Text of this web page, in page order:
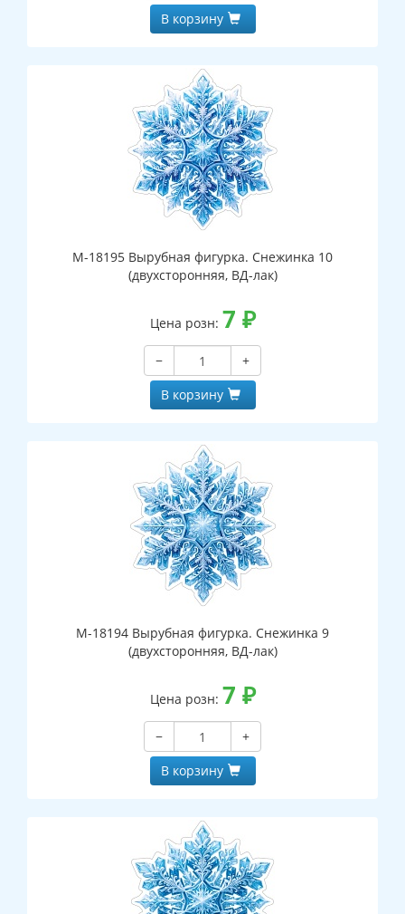
В корзину
М-18195 Вырубная фигурка. Снежинка 10
(двухсторонняя, ВД-лак)
Цена розн: 7 ₽
−
+
В корзину
М-18194 Вырубная фигурка. Снежинка 9
(двухсторонняя, ВД-лак)
Цена розн: 7 ₽
−
+
В корзину